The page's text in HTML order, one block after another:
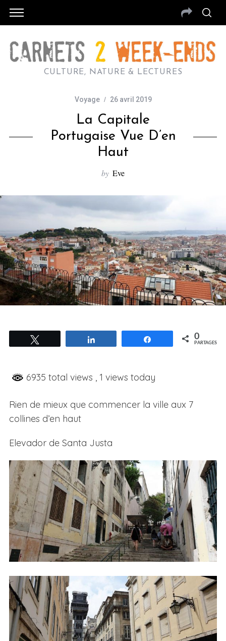
CULTURE, NATURE & LECTURES
Voyage 26 avril 2019
La Capitale
Portugaise Vue D’en
Haut
by Eve
Partagez 0
PARTAGES
6935 total views , 1 views today
Rien de mieux que commencer la ville aux 7
collines d’en haut
Elevador de Santa Justa